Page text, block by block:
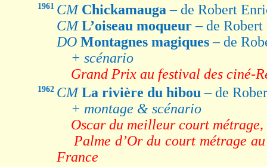
1961 CM Chickamauga– de Robert
CM L’oiseau moqueur– de
DO Montagnes magiques– de
+ scénario
Grand Prix au festival des ciné-
1962 CM La rivière du hibou– de
+ montage & scénario
Oscar du meilleur court métrage,
Palme d’Or du court métrage
France